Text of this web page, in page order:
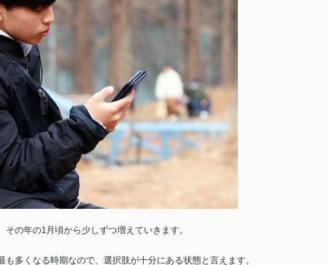
の年の1月頃から少しずつ増えていきます。
多くなる時期なので、選択肢が十分にある状態と言えます。